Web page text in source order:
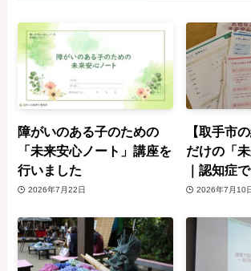
障がいのある子のための
「未来安心ノート」講座を
行いました
2026年7月22日
【取手市
だけの「
｜認知症
2026年7月10